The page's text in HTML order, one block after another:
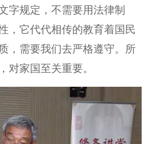
字规定，不需要用法律制
，它代代相传的教育着国民
，需要我们去严格遵守。所
对家国至关重要。